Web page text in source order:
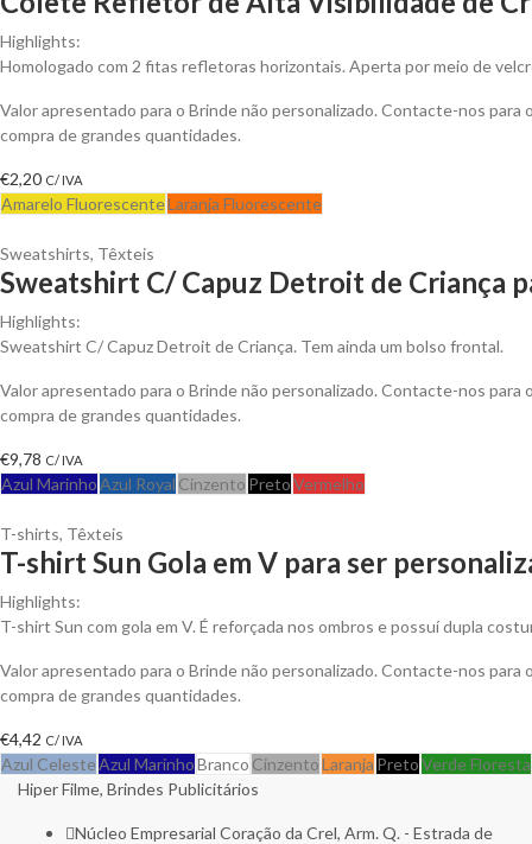
Highlights:
Homologado com 2 fitas refletoras horizontais. Aperta por meio de
Valor apresentado para o Brinde não personalizado. Contacte-nos para
compra de grandes quantidades.
€2,20 C/ IVA
Amarelo FluorescenteLaranja Fluorescente
Sweatshirts, Têxteis
Sweatshirt C/ Capuz Detroit de Criança
Highlights:
Sweatshirt C/ Capuz Detroit de Criança. Tem ainda um bolso frontal.
Valor apresentado para o Brinde não personalizado. Contacte-nos para
compra de grandes quantidades.
€9,78 C/ IVA
Azul MarinhoAzul Royal Cinzento PretoVermelho
T-shirts, Têxteis
T-shirt Sun Gola em V para ser
Highlights:
T-shirt Sun com gola em V. É reforçada nos ombros e possuí dupla
Valor apresentado para o Brinde não personalizado. Contacte-nos para
compra de grandes quantidades.
€4,42 C/ IVA
Azul CelesteAzul MarinhoBranco CinzentoLaranja PretoVerde Floresta
Hiper Filme, Brindes Publicitários
Núcleo Empresarial Coração da Crel, Arm. Q. - Estrada de